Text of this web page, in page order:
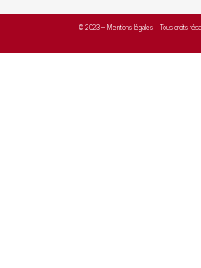
© 2023 – Mentions légales – Tous droits